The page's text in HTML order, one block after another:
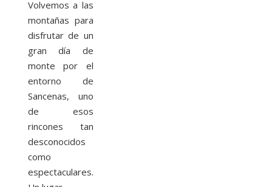
Volvemos a las
montañas para
disfrutar de un
gran día de
monte por el
entorno de
Sancenas, uno
de esos
rincones tan
desconocidos
como
espectaculares.